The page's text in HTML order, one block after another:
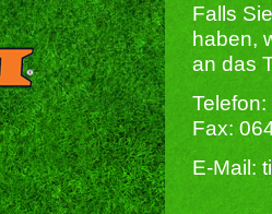
Falls
haben,
an das
Fax:
E-Mail: